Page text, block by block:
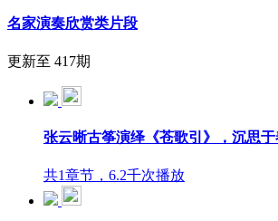
名家演奏欣赏类片段
更新至 417期
张云晰古筝演绎《苍歌引》，沉思
共1章节，6.2千次播放